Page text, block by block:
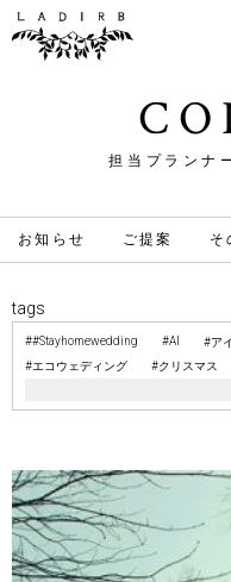
担当プランナ
お知らせ ご提案 そ
tags
#Stayhomewedding AI ア
エコウェディング
クリスマス
ママリッジ
ミュージアム
招待状
撮影 教会
時事・レポート
自宅婚
自宅結婚式 遠方